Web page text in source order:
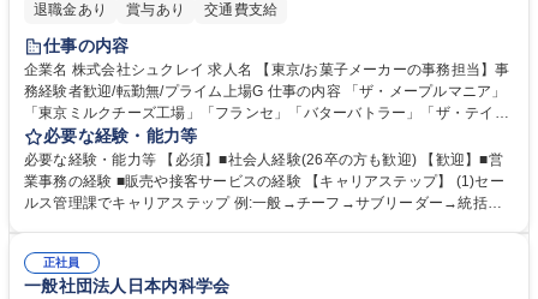
退職金あり
賞与あり 交通費支給
仕事の内容
企業名 株式会社シュクレイ 求人名 【東京/お菓子メーカーの事務担当】事
務経験者歓迎/転勤無/プライム上場G 仕事の内容 「ザ・メープルマニア」
「東京ミルクチーズ工場」「フランセ」「バターバトラー」「ザ・テイラ
ー」「DROOLY」等のブランドを多数展開する当社にて、オリジナル菓子
ブランド商品の事務業務をお任せいたします。 【具体的な業務内容】 ■店
舗からの発注受付/PC入力業務 ■受電対応(社内/社外) ■商品のマスター登
録 ■日々の売上抽出・報告 ■提携企業への書類送付業務 ■契約書管理業務
必要な経験・能力等
必要な経験・能力等 【必須】■社会人経験(26卒の方も歓迎) 【歓迎】■営
業事務の経験 ■販売や接客サービスの経験 【キャリアステップ】 (1)セー
ルス管理課でキャリアステップ 例:一般→チーフ→サブリーダー→統括リ
や個別面談を通してご自身のキャリアと向き合っていただき、会社として
もバックアップしていきます。 学歴・資格 学歴：大学院 大学 高専 短大
正社員
一般社団法人日本内科学会